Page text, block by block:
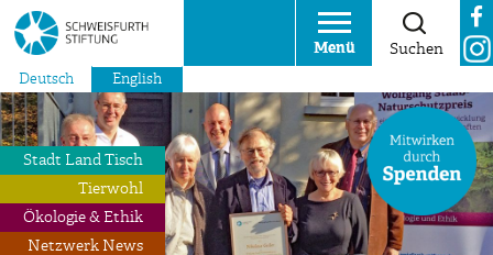
Menü Suchen
Deutsch English
Stadt Land Tisch
Tierwohl
Ökologie & Ethik
Netzwerk News